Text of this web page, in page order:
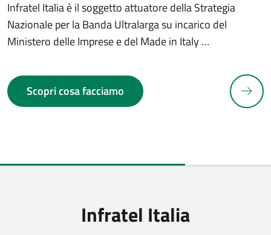
slide
Infratel Italia è il soggetto attuatore della Strategia
Nazionale per la Banda Ultralarga su incarico del
Ministero delle Imprese e del Made in Italy …
Scopri cosa facciamo
Infratel Italia